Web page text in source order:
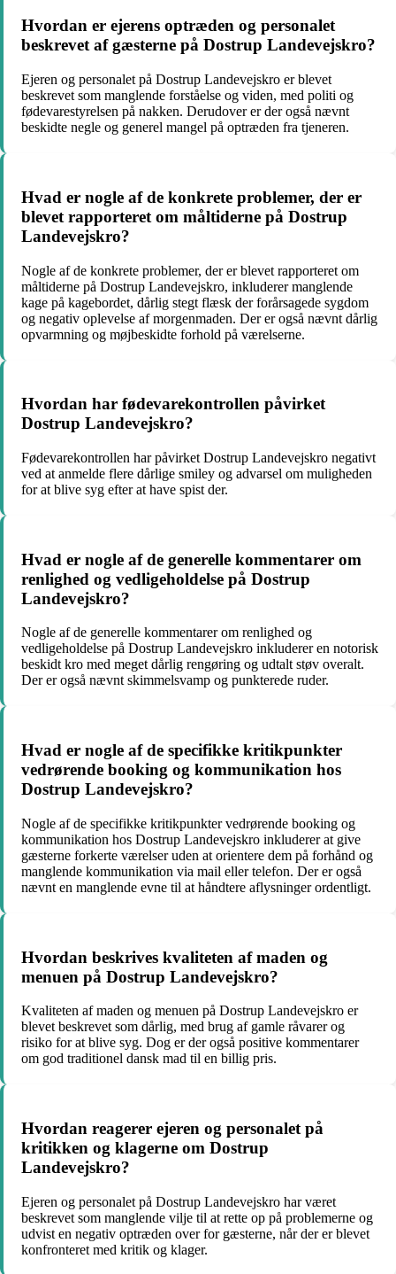
Hvordan er ejerens optræden og personalet
beskrevet af gæsterne på Dostrup Landevejskro?
Ejeren og personalet på Dostrup Landevejskro er blevet
beskrevet som manglende forståelse og viden, med politi og
fødevarestyrelsen på nakken. Derudover er der også nævnt
beskidte negle og generel mangel på optræden fra tjeneren.
Hvad er nogle af de konkrete problemer, der er
blevet rapporteret om måltiderne på Dostrup
Landevejskro?
Nogle af de konkrete problemer, der er blevet rapporteret om
måltiderne på Dostrup Landevejskro, inkluderer manglende
kage på kagebordet, dårlig stegt flæsk der forårsagede sygdom
og negativ oplevelse af morgenmaden. Der er også nævnt dårlig
opvarmning og møjbeskidte forhold på værelserne.
Hvordan har fødevarekontrollen påvirket
Dostrup Landevejskro?
Fødevarekontrollen har påvirket Dostrup Landevejskro negativt
ved at anmelde flere dårlige smiley og advarsel om muligheden
for at blive syg efter at have spist der.
Hvad er nogle af de generelle kommentarer om
renlighed og vedligeholdelse på Dostrup
Landevejskro?
Nogle af de generelle kommentarer om renlighed og
vedligeholdelse på Dostrup Landevejskro inkluderer en notorisk
beskidt kro med meget dårlig rengøring og udtalt støv overalt.
Der er også nævnt skimmelsvamp og punkterede ruder.
Hvad er nogle af de specifikke kritikpunkter
vedrørende booking og kommunikation hos
Dostrup Landevejskro?
Nogle af de specifikke kritikpunkter vedrørende booking og
kommunikation hos Dostrup Landevejskro inkluderer at give
gæsterne forkerte værelser uden at orientere dem på forhånd og
manglende kommunikation via mail eller telefon. Der er også
nævnt en manglende evne til at håndtere aflysninger ordentligt.
Hvordan beskrives kvaliteten af maden og
menuen på Dostrup Landevejskro?
Kvaliteten af maden og menuen på Dostrup Landevejskro er
blevet beskrevet som dårlig, med brug af gamle råvarer og
risiko for at blive syg. Dog er der også positive kommentarer
om god traditionel dansk mad til en billig pris.
Hvordan reagerer ejeren og personalet på
kritikken og klagerne om Dostrup
Landevejskro?
Ejeren og personalet på Dostrup Landevejskro har været
beskrevet som manglende vilje til at rette op på problemerne og
udvist en negativ optræden over for gæsterne, når der er blevet
konfronteret med kritik og klager.